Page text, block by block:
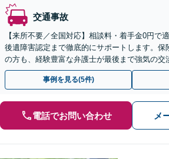
交通事故
【来所不要／全国対応】相談料・着手金0円で
後遺障害認定まで徹底的にサポートします。保
の方も、経験豊富な弁護士が最後まで強気の交
13拠点】お気軽にご相談ください。
事例を見る(5件)
電話でお問い合わせ メ